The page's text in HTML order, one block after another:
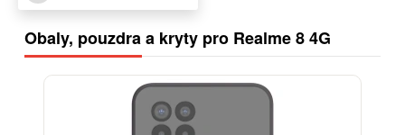
Obaly, pouzdra a kryty pro Realme 8 4G